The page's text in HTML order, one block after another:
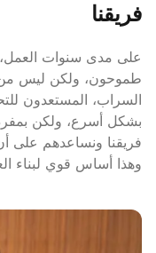
فريقنا
على مدى سنوات
طموحون، ولكن ليس من
السراب، المستعدون
بشكل أسرع، ولكن
فريقنا ونساعدهم على
وهذا أساس قوي لبناء